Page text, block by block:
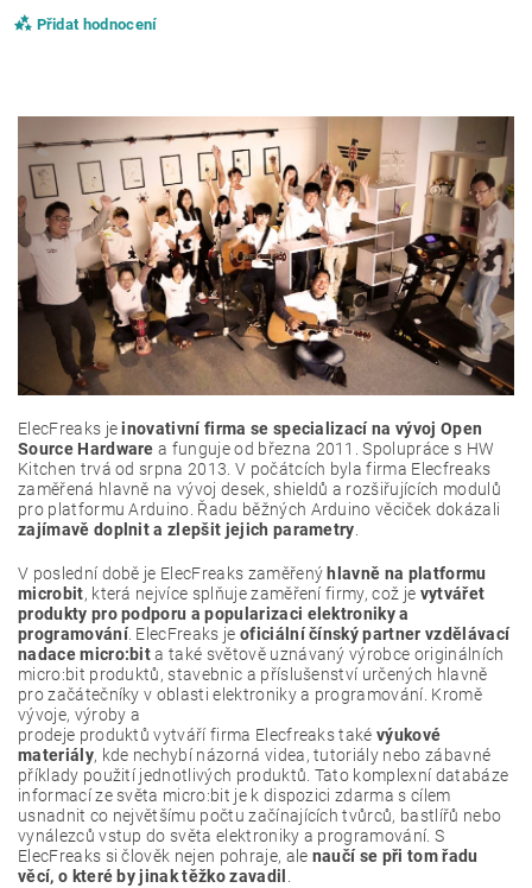
Přidat hodnocení
ElecFreaks jeinovativní firma se specializací na vývoj Open
Source Hardware a funguje od března 2011. Spolupráce s HW
Kitchen trvá od srpna 2013. V počátcích byla firma Elecfreaks
zaměřená hlavně na vývoj desek, shieldů a rozšiřujících modulů
pro platformu Arduino. Řadu běžných Arduino věciček dokázali
zajímavě doplnit a zlepšit jejich parametry.
V poslední době je ElecFreaks zaměřený hlavně na platformu
microbit, která nejvíce splňuje zaměření firmy, což je vytvářet
produkty pro podporu a popularizaci elektroniky a
programování. ElecFreaks je oficiální čínský partner vzdělávací
nadace micro:bita také světově uznávaný výrobce originálních
micro:bit produktů, stavebnic a příslušenství určených hlavně
pro začátečníky v oblasti elektroniky a programování. Kromě
vývoje, výroby a
prodeje produktů vytváří firma Elecfreaks takévýukové
materiály, kde nechybí názorná videa, tutoriály nebo zábavné
příklady použití jednotlivých produktů. Tato komplexní databáze
informací ze světa micro:bit je k dispozici zdarma s cílem
usnadnit co největšímu počtu začínajících tvůrců, bastlířů nebo
vynálezců vstup do světa elektroniky a programování. S
ElecFreaks si člověk nejen pohraje, ale naučí se při tom řadu
věcí, o které by jinak těžko zavadil .